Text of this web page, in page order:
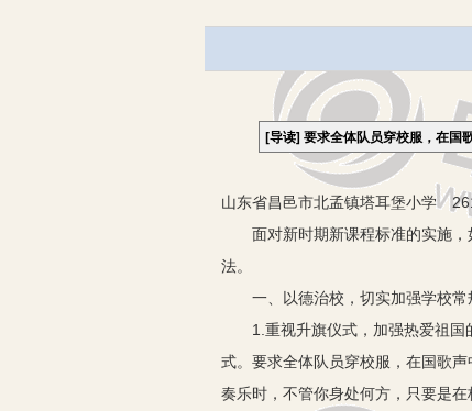
[导读]要求全体队员穿校服，在国
山东省昌邑市北孟镇塔耳堡小学
面对新时期新课程标准的实施，
法。
一、以德治校，切实加强学校常
1.重视升旗仪式，加强热爱祖国的
式。要求全体队员穿校服，在国歌
奏乐时，不管你身处何方，只要是